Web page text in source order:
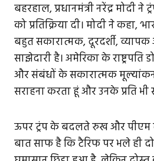
बहरहाल, प्रधानमंत्री नरेंद्र मोदी ने
को प्रतिक्रिया दी। मोदी ने कहा,
बहुत सकारात्मक, दूरदर्शी,
साझेदारी है। अमेरिका के राष्ट्रपति
और संबंधों के सकारात्मक
सराहना करता हूं और उनके प्रति भी
ऊपर ट्रंप के बदलते रुख और पीएम
बात साफ है कि टैरिफ पर भले ही